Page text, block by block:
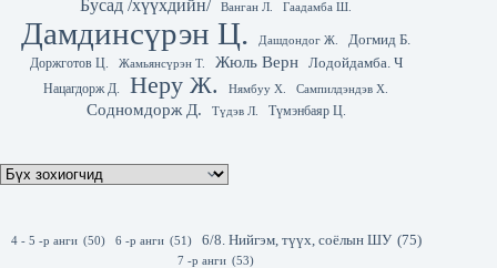
Бусад /хүүхдийн/ Ванган Л. Гаадамба Ш.
Дамдинсүрэн Ц. Дашдондог Ж.
Догмид Б.
Доржготов Ц.
Жамьянсүрэн Т. Жюль Верн Лодойдамба. Ч
Нацагдорж Д. Неру Ж. Нямбуу Х. Сампилдэндэв Х.
Содномдорж Д. Түдэв Л. Түмэнбаяр Ц.
4 - 5 -р анги (50) 6 -р анги (51) 6/8. Нийгэм, түүх, соёлын ШУ (75)
7 -р анги (53)